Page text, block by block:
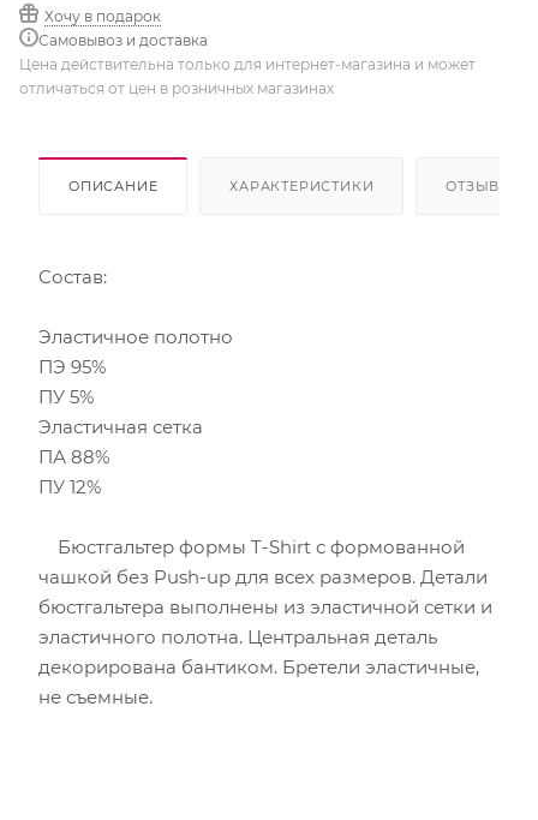
Хочу в подарок
Самовывоз и доставка
Цена действительна только для интернет-магазина и может
отличаться от цен в розничных магазинах
ОПИСАНИЕ ХАРАКТЕРИСТИКИ ОТЗЫВЫ
Состав:
Эластичное полотно
ПЭ 95%
ПУ 5%
Эластичная сетка
ПА 88%
ПУ 12%
Бюстгальтер формы T-Shirt с формованной
чашкой без Push-uр для всех размеров. Детали
бюстгальтера выполнены из эластичной сетки и
эластичного полотна. Центральная деталь
декорирована бантиком. Бретели эластичные,
не съемные.